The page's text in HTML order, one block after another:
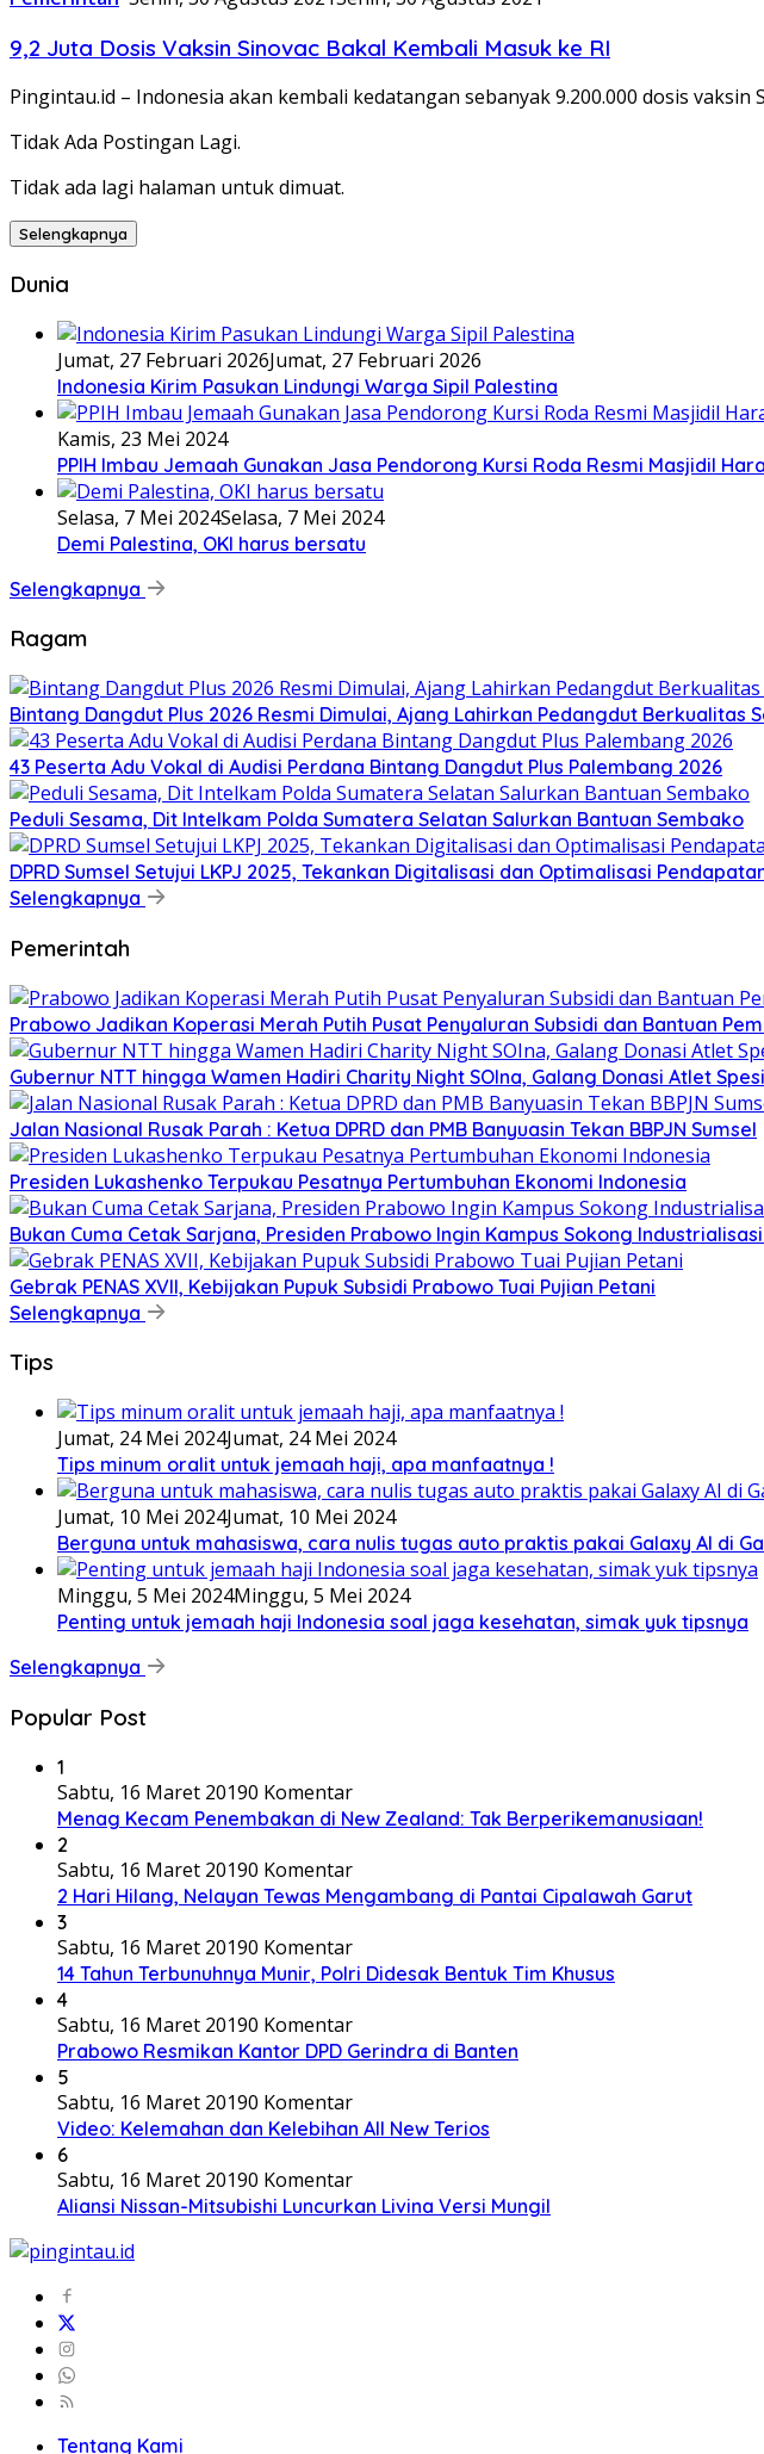
9,2 Juta Dosis Vaksin Sinovac Bakal Kembali Masuk ke RI
Pingintau.id – Indonesia akan kembali kedatangan sebanyak 9.200.000 dosis
Tidak Ada Postingan Lagi.
Tidak ada lagi halaman untuk dimuat.
Selengkapnya
Dunia
Jumat, 27 Februari 2026Jumat, 27 Februari 2026
Indonesia Kirim Pasukan Lindungi Warga Sipil Palestina
Kamis, 23 Mei 2024
PPIH Imbau Jemaah Gunakan Jasa Pendorong Kursi Roda Resmi Masjidil
Selasa, 7 Mei 2024Selasa, 7 Mei 2024
Demi Palestina, OKI harus bersatu
Selengkapnya
Ragam
Bintang Dangdut Plus 2026 Resmi Dimulai, Ajang Lahirkan Pedangdut Berkualitas
43 Peserta Adu Vokal di Audisi Perdana Bintang Dangdut Plus Palembang 2026
Peduli Sesama, Dit Intelkam Polda Sumatera Selatan Salurkan Bantuan Sembako
DPRD Sumsel Setujui LKPJ 2025, Tekankan Digitalisasi dan Optimalisasi
Selengkapnya
Pemerintah
Prabowo Jadikan Koperasi Merah Putih Pusat Penyaluran Subsidi dan Bantuan
Gubernur NTT hingga Wamen Hadiri Charity Night SOIna, Galang Donasi Atlet
Jalan Nasional Rusak Parah : Ketua DPRD dan PMB Banyuasin Tekan BBPJN Sumsel
Presiden Lukashenko Terpukau Pesatnya Pertumbuhan Ekonomi Indonesia
Bukan Cuma Cetak Sarjana, Presiden Prabowo Ingin Kampus Sokong
Gebrak PENAS XVII, Kebijakan Pupuk Subsidi Prabowo Tuai Pujian Petani
Selengkapnya
Tips
Jumat, 24 Mei 2024Jumat, 24 Mei 2024
Tips minum oralit untuk jemaah haji, apa manfaatnya !
Jumat, 10 Mei 2024Jumat, 10 Mei 2024
Berguna untuk mahasiswa, cara nulis tugas auto praktis pakai Galaxy AI di
Minggu, 5 Mei 2024Minggu, 5 Mei 2024
Penting untuk jemaah haji Indonesia soal jaga kesehatan, simak yuk tipsnya
Selengkapnya
Popular Post
1
Sabtu, 16 Maret 20190 Komentar
Menag Kecam Penembakan di New Zealand: Tak Berperikemanusiaan!
2
Sabtu, 16 Maret 20190 Komentar
2 Hari Hilang, Nelayan Tewas Mengambang di Pantai Cipalawah Garut
3
Sabtu, 16 Maret 20190 Komentar
14 Tahun Terbunuhnya Munir, Polri Didesak Bentuk Tim Khusus
4
Sabtu, 16 Maret 20190 Komentar
Prabowo Resmikan Kantor DPD Gerindra di Banten
5
Sabtu, 16 Maret 20190 Komentar
Video: Kelemahan dan Kelebihan All New Terios
6
Sabtu, 16 Maret 20190 Komentar
Aliansi Nissan-Mitsubishi Luncurkan Livina Versi Mungil
Tentang Kami